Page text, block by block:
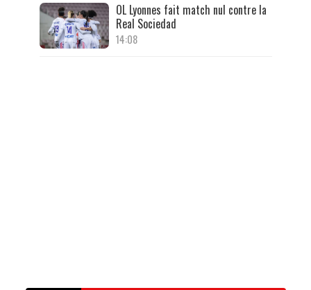
OL Lyonnes fait match nul contre la
Real Sociedad
14:08